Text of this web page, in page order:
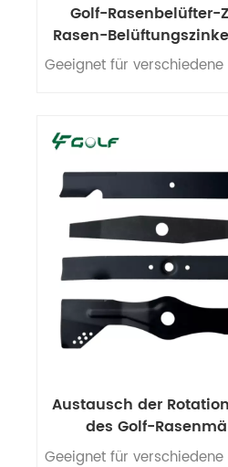
Golf-Rasenbelüfter-
Rasen-
WEITERLESEN
Austausch der
des Golf-